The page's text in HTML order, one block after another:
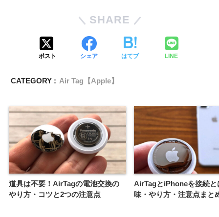
SHARE
ポスト シェア はてブ LINE
CATEGORY : Air Tag【Apple】
道具は不要！AirTagの電池交換の
やり方・コツと2つの注意点
AirTagとiPhoneを接続と
味・やり方・注意点まと